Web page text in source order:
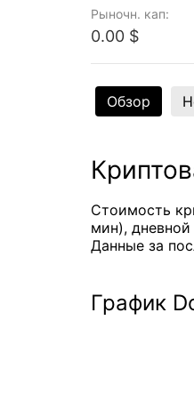
Рыночн. кап:
0.00 $
Обзор
Стоимость
мин),
Данные за
График